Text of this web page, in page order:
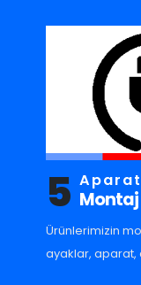
5 Montaj
Ürünlerimizin
ayaklar,